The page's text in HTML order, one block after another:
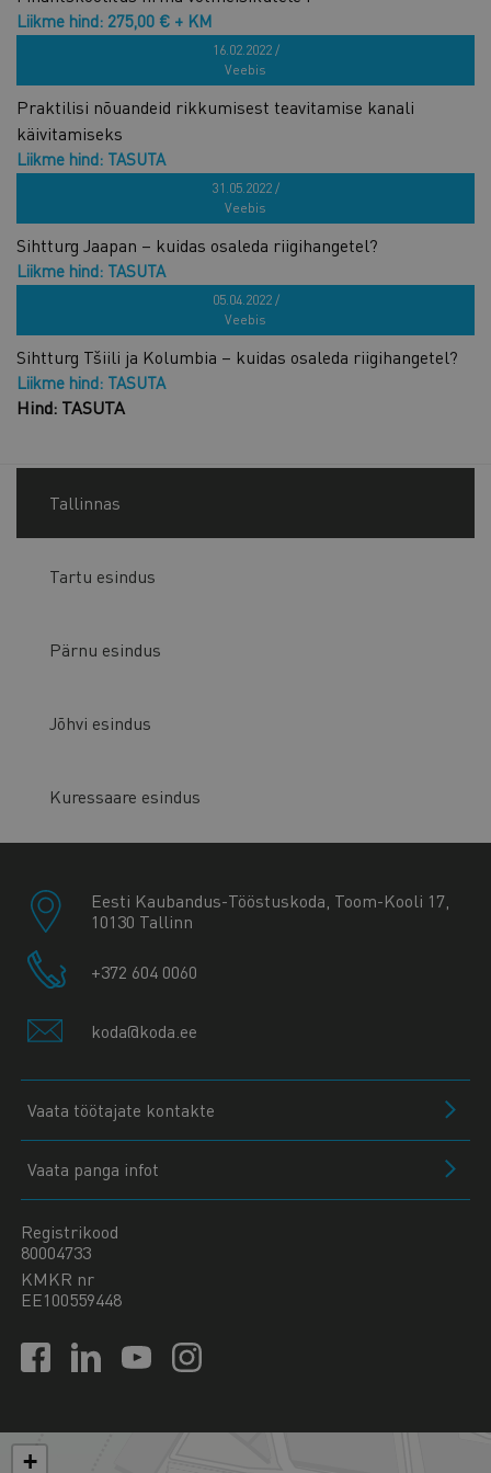
Liikme hind: 275,00 € + KM
16.02.2022 /
Veebis
Praktilisi nõuandeid rikkumisest teavitamise kanali
käivitamiseks
Liikme hind: TASUTA
31.05.2022 /
Veebis
Sihtturg Jaapan – kuidas osaleda riigihangetel?
Liikme hind: TASUTA
05.04.2022 /
Veebis
Sihtturg Tšiili ja Kolumbia – kuidas osaleda riigihangetel?
Liikme hind: TASUTA
Hind: TASUTA
Tallinnas
Tartu esindus
Pärnu esindus
Jõhvi esindus
Kuressaare esindus
Eesti Kaubandus-Tööstuskoda, Toom-Kooli 17,
10130 Tallinn
+372 604 0060
koda@koda.ee
Vaata töötajate kontakte
Vaata panga infot
Registrikood
80004733
KMKR nr
EE100559448
+